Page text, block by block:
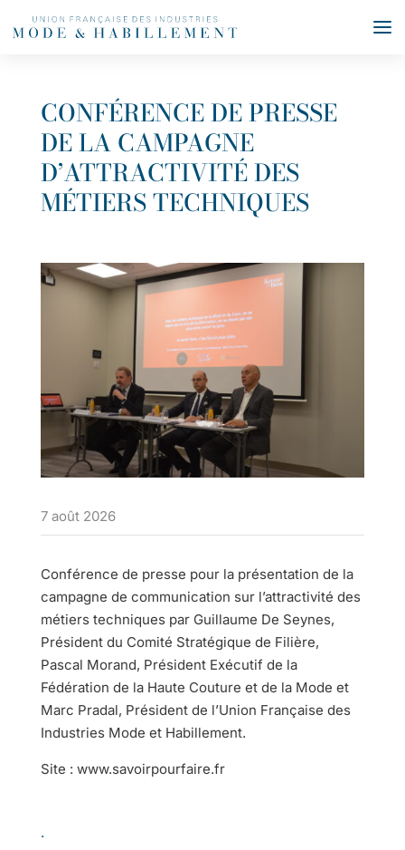
CONFÉRENCE DE PRESSE
DE LA CAMPAGNE
D’ATTRACTIVITÉ DES
MÉTIERS TECHNIQUES
7 août 2026
Conférence de presse pour la présentation de la
campagne de communication sur l’attractivité des
métiers techniques par Guillaume De Seynes,
Président du Comité Stratégique de Filière,
Pascal Morand, Président Exécutif de la
Fédération de la Haute Couture et de la Mode et
Marc Pradal, Président de l’Union Française des
Industries Mode et Habillement.
Site : www.savoirpourfaire.fr
.